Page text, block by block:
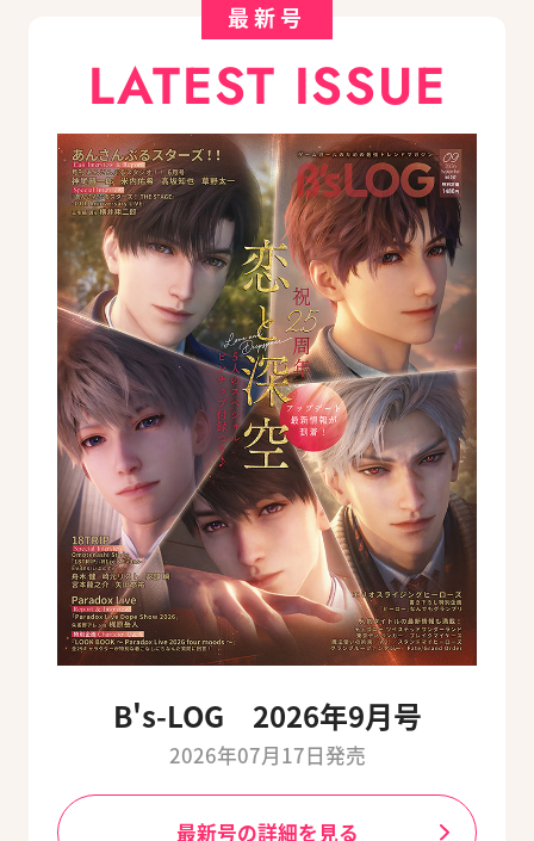
最新号
LATEST ISSUE
B's-LOG 2026年9月号
2026年07月17日発売
最新号の詳細を見る